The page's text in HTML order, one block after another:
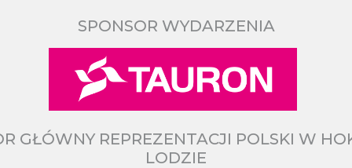
SPONSOR WYDARZENIA
GŁÓWNY REPREZENTACJI POLSKI W
LODZIE